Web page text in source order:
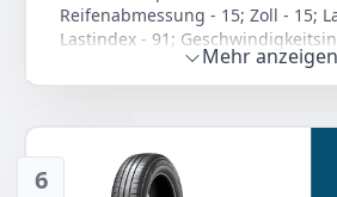
Reifenabmessung - 15; Zoll - 15;
Lastindex - 91;
Geschwindigkeitsindex - h;
Reifenart - So; Reifenart - so;
Externs Rollgeräusch /
Reifenmaße - 195-65-15; EPREL-id
Mehr
6